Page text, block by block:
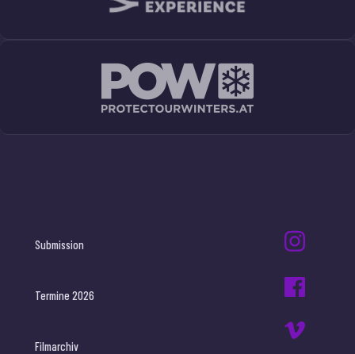
Submission
Termine 2026
Filmarchiv